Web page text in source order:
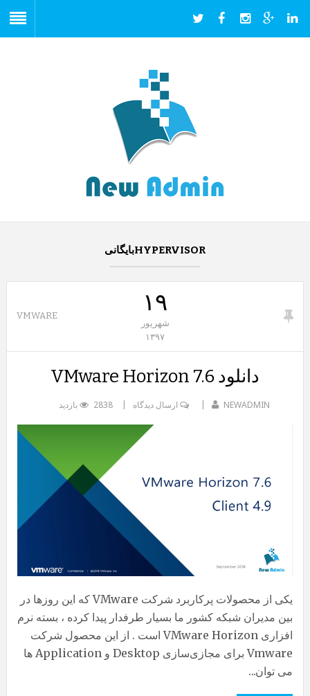
HYPERVISORبایگانی
۱۹
شهریور
۱۳۹۷
VMWARE
دانلود VMware Horizon 7.6
NEWADMIN ارسال دیدگاه 2838 بازدید
یکی از محصولات پرکاربرد شرکت VMware که این روزها در
بین مدیران شبکه کشور ما بسیار طرفدار پیدا کرده ، بسته نرم
افزاری VMware Horizon است . از این محصول شرکت
Vmware برای مجازی‌سازی Desktop و Application ها
می توان...